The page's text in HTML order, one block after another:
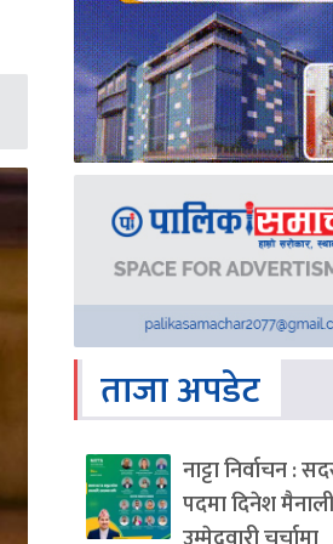
ताजा अपडेट
नाट्टा निर्वाचन :
पदमा दिनेश